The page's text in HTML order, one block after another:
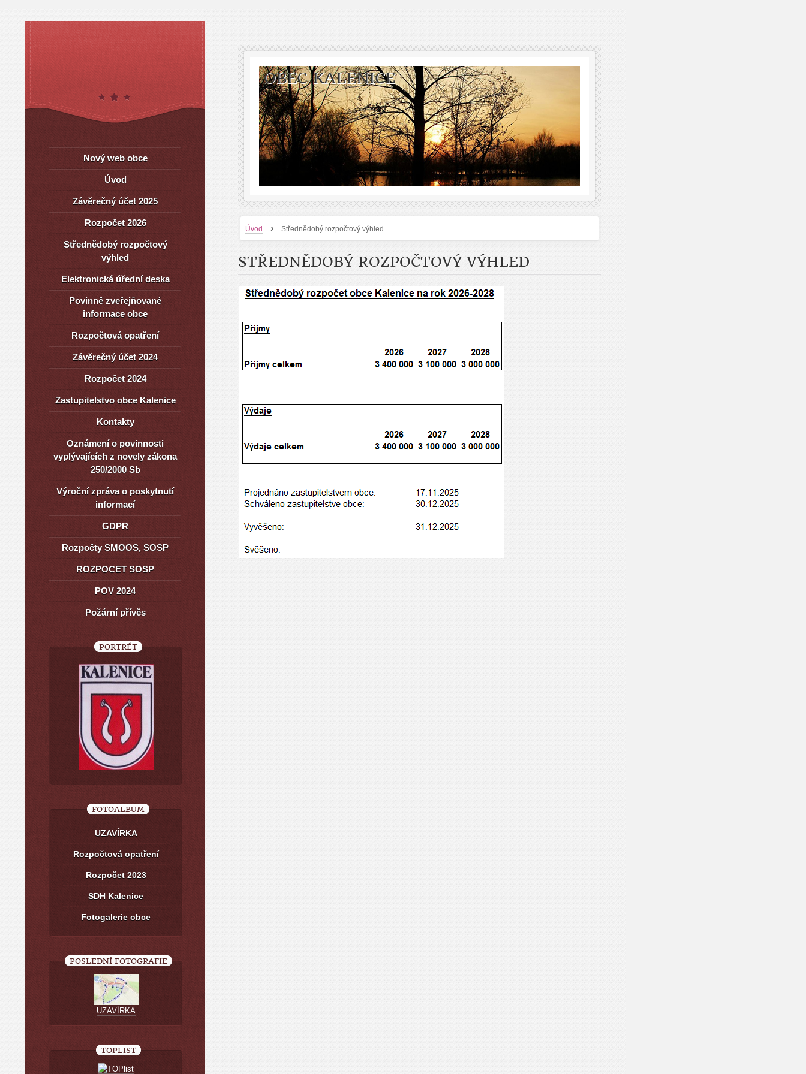
OBEC KALENICE
Úvod › Střednědobý rozpočtový výhled
STŘEDNĚDOBÝ ROZPOČTOVÝ VÝHLED
Nový web obce
Úvod
Závěrečný účet 2025
Rozpočet 2026
Střednědobý rozpočtový
výhled
Elektronická úřední deska
Povinně zveřejňované
informace obce
Rozpočtová opatření
Závěrečný účet 2024
Rozpočet 2024
Zastupitelstvo obce Kalenice
Kontakty
Oznámení o povinnosti
vyplývajících z novely zákona
250/2000 Sb
Výroční zpráva o poskytnutí
informací
GDPR
Rozpočty SMOOS, SOSP
ROZPOCET SOSP
POV 2024
Požární přívěs
PORTRÉT
FOTOALBUM
UZAVÍRKA
Rozpočtová opatření
Rozpočet 2023
SDH Kalenice
Fotogalerie obce
POSLEDNÍ FOTOGRAFIE
UZAVÍRKA
TOPLIST